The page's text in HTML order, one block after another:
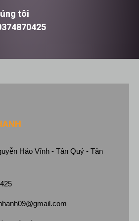
tôi
Háo Vĩnh - Tân Quý - Tân